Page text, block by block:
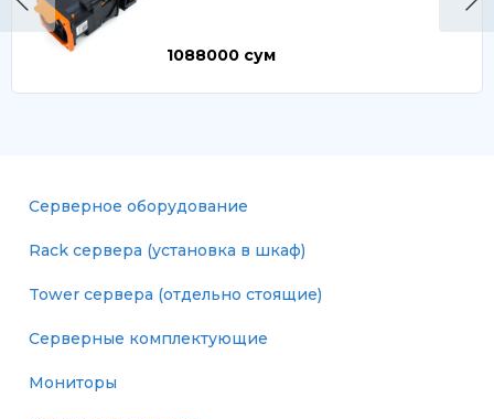
1088000 сум
Серверное оборудование
Rack сервера (установка в шкаф)
Tower сервера (отдельно стоящие)
Серверные комплектующие
Мониторы